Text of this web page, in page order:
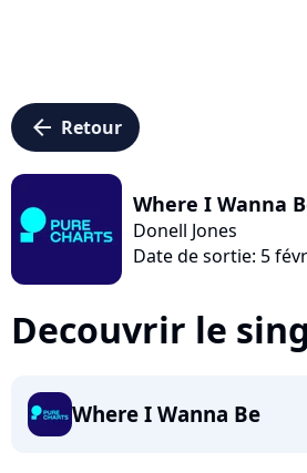
arrow_left Retour
Where I Wanna
Donell Jones
Date de sortie: 5
Decouvrir le
Where I Wanna Be